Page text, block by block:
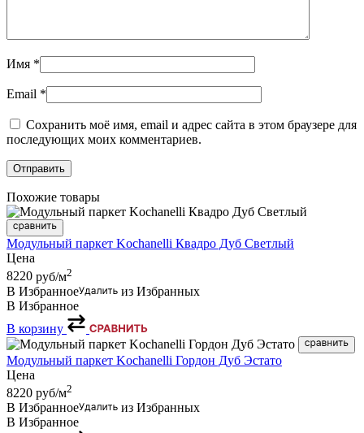
Имя *
Email *
Сохранить моё имя, email и адрес сайта в этом браузере для
последующих моих комментариев.
Похожие товары
Модульный паркет Kochanelli Квадро Дуб Светлый
Цена
8220 руб/м2
В Избранное
из Избранных
В Избранное
В корзину
Модульный паркет Kochanelli Гордон Дуб Эстато
Цена
8220 руб/м2
В Избранное
из Избранных
В Избранное